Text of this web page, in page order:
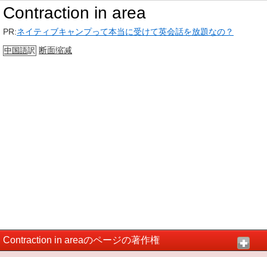
Contraction in area
PR:ネイティブキャンプって本当に受けて英会話を放題なの？
中国語訳 断面缩减
Contraction in areaのページの著作権